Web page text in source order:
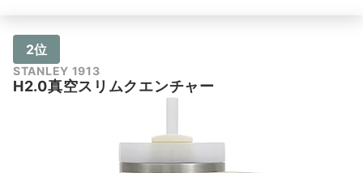
2位
STANLEY 1913
H2.0真空スリムクエンチャー